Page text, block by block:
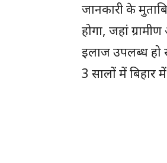
जानकारी के
होगा, जहां
इलाज उपलब्ध हो
3 सालों में बिहार